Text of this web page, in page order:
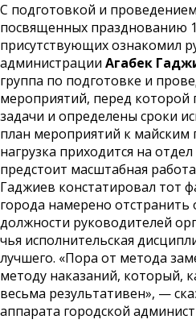
С подготовкой и
посвященных празднованию
присутствующих ознакомил
администрации Агабек
группа по подготовке и
мероприятий, перед которой
задачи и определены сроки
план мероприятий к майским
нагрузка приходится на
предстоит масштабная
Гаджиев констатировал тот
города намерено
должности руководителей
чья исполнительская
лучшего. «Пора от метода
методу наказаний, который,
весьма результативен», —
аппарата городской